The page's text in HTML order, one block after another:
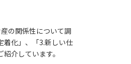
の関係性について調
着化」、「3.新しい仕
介しています。